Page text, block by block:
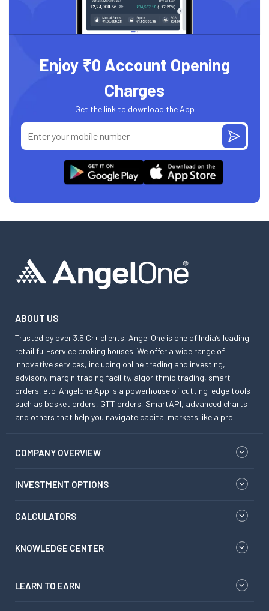
Enjoy ₹0 Account Opening
Charges
Get the link to download the App
ABOUT US
Trusted by over 3.5 Cr+ clients, Angel One is one of India’s leading
retail full-service broking houses. We offer a wide range of
innovative services, including online trading and investing,
advisory, margin trading facility, algorithmic trading, smart
orders, etc. Angelone App is a powerhouse of cutting-edge tools
such as basket orders, GTT orders, SmartAPI, advanced charts
and others that help you navigate capital markets like a pro.
COMPANY OVERVIEW
INVESTMENT OPTIONS
CALCULATORS
KNOWLEDGE CENTER
LEARN TO EARN